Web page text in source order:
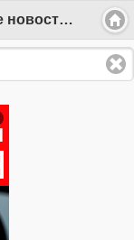
Камеры на ОСАГО: последние новости [январь 2025]